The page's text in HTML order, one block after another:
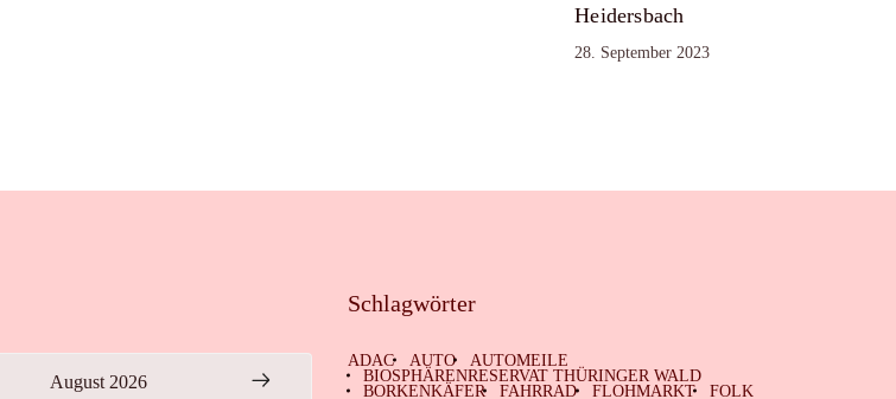
Heidersbach
28. September 2023
August 2026
Schlagwörter
ADAC AUTO
AUTOMEILE
BIOSPHÄRENRESERVAT THÜRINGER WALD
BORKENKÄFER
FAHRRAD FLOHMARKT
FOLK